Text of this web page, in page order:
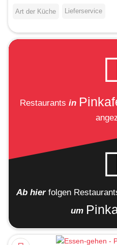
Art der Küche Lieferservice
Restaurants in
Ab hier folgen
um